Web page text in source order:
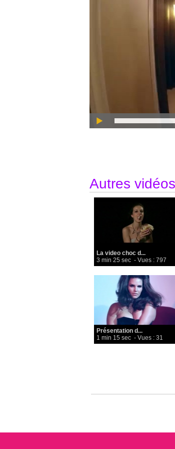
Autres vidéos
La video choc d...
3 min 25 sec - Vues : 797
Présentation d...
1 min 15 sec - Vues : 31